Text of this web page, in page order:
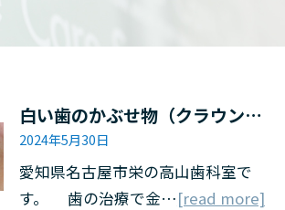
白い歯のかぶせ物（クラウン・ブリッジ）、詰め物（インレー）
2024年5月30日
愛知県名古屋市栄の高山歯科室で
す。 歯の治療で金…[read more]